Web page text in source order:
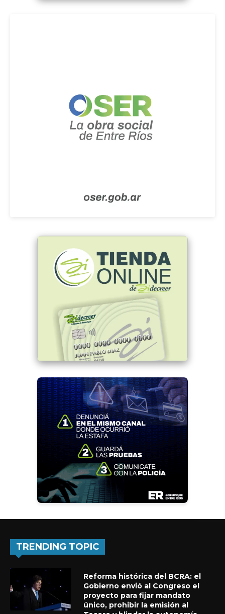
TRENDING TOPIC
Reforma histórica del BCRA: el
Gobierno envió al Congreso el
proyecto para fijar mandato
único, prohibir la emisión al